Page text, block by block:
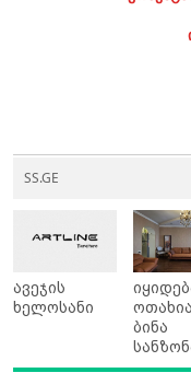
SS.GE
ავეჯის
ხელოსანი
ბინა